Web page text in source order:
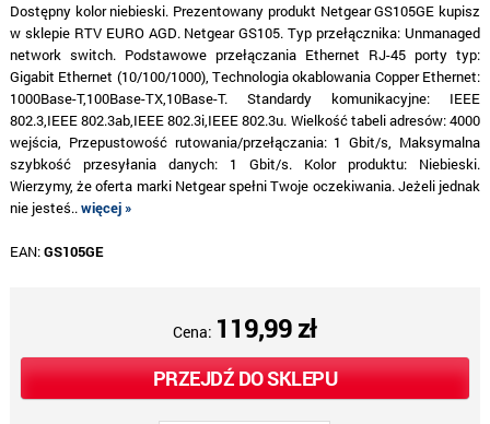
Dostępny kolor niebieski. Prezentowany produkt Netgear GS105GE kupisz
w sklepie RTV EURO AGD. Netgear GS105. Typ przełącznika: Unmanaged
network switch. Podstawowe przełączania Ethernet RJ-45 porty typ:
Gigabit Ethernet (10/100/1000), Technologia okablowania Copper Ethernet:
1000Base-T,100Base-TX,10Base-T. Standardy komunikacyjne: IEEE
802.3,IEEE 802.3ab,IEEE 802.3i,IEEE 802.3u. Wielkość tabeli adresów: 4000
wejścia, Przepustowość rutowania/przełączania: 1 Gbit/s, Maksymalna
szybkość przesyłania danych: 1 Gbit/s. Kolor produktu: Niebieski.
Wierzymy, że oferta marki Netgear spełni Twoje oczekiwania. Jeżeli jednak
nie jesteś..więcej »
EAN:GS105GE
Cena: 119,99 zł
PRZEJDŹ DO SKLEPU